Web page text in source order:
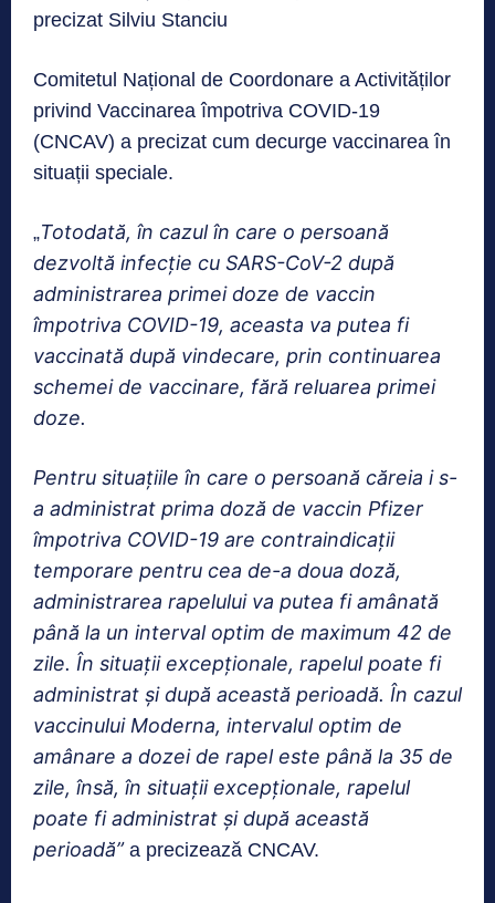
precizat Silviu Stanciu
Comitetul Național de Coordonare a Activităților
privind Vaccinarea împotriva COVID-19
(CNCAV) a precizat cum decurge vaccinarea în
situații speciale.
„Totodată, în cazul în care o persoană
dezvoltă infecție cu SARS-CoV-2 după
administrarea primei doze de vaccin
împotriva COVID-19, aceasta va putea fi
vaccinată după vindecare, prin continuarea
schemei de vaccinare, fără reluarea primei
doze.
Pentru situațiile în care o persoană căreia i s-
a administrat prima doză de vaccin Pfizer
împotriva COVID-19 are contraindicații
temporare pentru cea de-a doua doză,
administrarea rapelului va putea fi amânată
până la un interval optim de maximum 42 de
zile. În situații excepționale, rapelul poate fi
administrat și după această perioadă. În cazul
vaccinului Moderna, intervalul optim de
amânare a dozei de rapel este până la 35 de
zile, însă, în situații excepționale, rapelul
poate fi administrat și după această
perioadă”a precizează CNCAV.